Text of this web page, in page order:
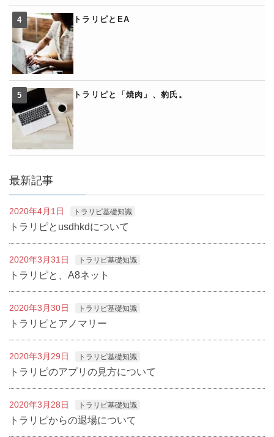
トラリピとEA
トラリピと「焼肉」、豹氏。
最新記事
2020年4月1日 トラリピ基礎知識
トラリピとusdhkdについて
2020年3月31日 トラリピ基礎知識
トラリピと、A8ネット
2020年3月30日 トラリピ基礎知識
トラリピとアノマリー
2020年3月29日 トラリピ基礎知識
トラリピのアプリの見方について
2020年3月28日 トラリピ基礎知識
トラリピからの退場について